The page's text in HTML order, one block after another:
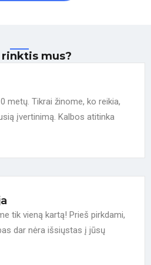
rinktis mus?
metų. Tikrai žinome, ko reikia,
įvertinimą. Kalbos atitinka
tik vieną kartą! Prieš pirkdami,
dar nėra išsiųstas į jūsų